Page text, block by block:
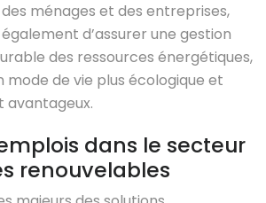
ménages et des entreprises,
d’assurer une gestion
des ressources énergétiques,
mode de vie plus écologique et
avantageux.
dans le secteur
renouvelables